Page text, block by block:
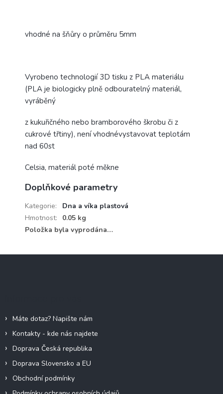
vhodné na šňůry o průměru 5mm
Vyrobeno technologií 3D tisku z PLA materiálu
(PLA je biologicky plně odbouratelný materiál,
vyráběný
z kukuřičného nebo bramborového škrobu či z
cukrové třtiny), není vhodnévystavovat teplotám
nad 60st
Celsia, materiál poté měkne
Doplňkové parametry
Kategorie:
Dna a víka plastová
Hmotnost:
0.05 kg
Položka byla vyprodána…
Máte dotaz? Napište nám
Kontakty - kde nás najdete
Doprava Česká republika
Doprava Slovensko a EU
Obchodní podmínky